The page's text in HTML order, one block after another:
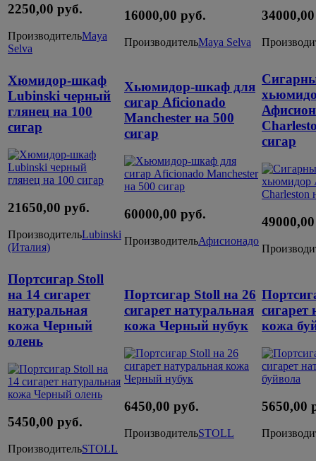
2250,00 руб.
ПроизводительMaya
Selva
16000,00 руб.
ПроизводительMaya Selva
Хюмидор‑шкаф
Lubinski черный
глянец на 100
сигар
21650,00 руб.
ПроизводительLubinski
(Италия)
Хьюмидор-шкаф для
сигар Aficionadо
Manchester на 500
сигар
60000,00 руб.
ПроизводительАфисионадо
сигар
Портсигар Stoll
на 14 сигарет
натуральная
кожа Черный
олень
5450,00 руб.
ПроизводительSTOLL
Портсигар Stoll на 26
сигарет натуральная
кожа Черный нубук
6450,00 руб.
ПроизводительSTOLL
сигарет
кожа
5650,00